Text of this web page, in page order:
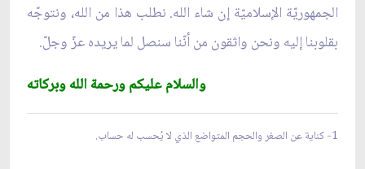
الجمهوريّة الإسلاميّة إن شاء الله. نطلب هذا من الله، ونتوجّه
بقلوبنا إليه ونحن واثقون من أنّنا سنصل لما يريده عزّ وجلّ.
والسلام عليكم ورحمة الله وبركاته
1- كناية عن الصغر والحجم المتواضع الذي لا يُحسب له حساب.